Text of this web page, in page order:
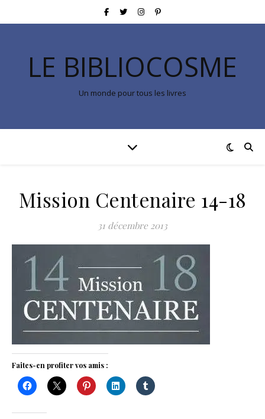
LE BIBLIOCOSME
Un monde pour tous les livres
Mission Centenaire 14-18
31 décembre 2013
Faites-en profiter vos amis :